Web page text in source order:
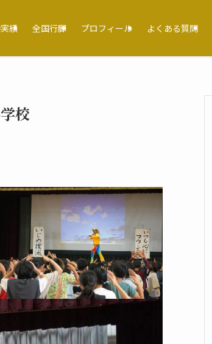
績 全国行脚 プロフィール よくある質問
校